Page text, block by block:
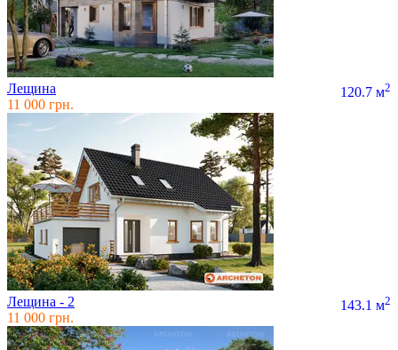
Лещина 120.7 м2
11 000 грн.
Лещина - 2 143.1 м2
11 000 грн.